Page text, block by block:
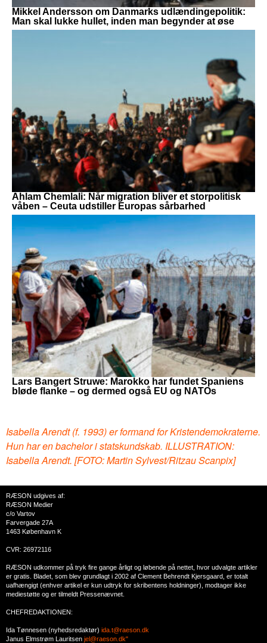
Mikkel Andersson om Danmarks udlændingepolitik:
Man skal lukke hullet, inden man begynder at øse
Ahlam Chemlali: Når migration bliver et storpolitisk
våben – Ceuta udstiller Europas sårbarhed
Lars Bangert Struwe: Marokko har fundet Spaniens
bløde flanke – og dermed også EU og NATOs
Isabella Arendt (f. 1993) er formand for Kristendemokraterne.
Hun har en bachelor i statskundskab. ILLUSTRATION:
Isabella Arendt. [FOTO: Martin Sylvest/Ritzau Scanpix]
RÆSON udgives af:
RÆSON Medier
c/o Vartov
Farvergade 27A
1463 København K
CVR: 26972116
RÆSON udkommer på tryk fire gange årligt og løbende på nettet, hvor udvalgte artikler
er gratis. Bladet, som blev grundlagt i 2002 af Clement Behrendt Kjersgaard, er totalt
uafhængigt (enhver artikel er kun udtryk for skribentens holdninger), modtager ikke
mediestøtte og er tilmeldt Pressenævnet.
CHEFREDAKTIONEN:
Ida Tønnesen (nyhedsredaktør) ida.t@raeson.dk
Janus Elmstrøm Lauritsen jel@raeson.dk"